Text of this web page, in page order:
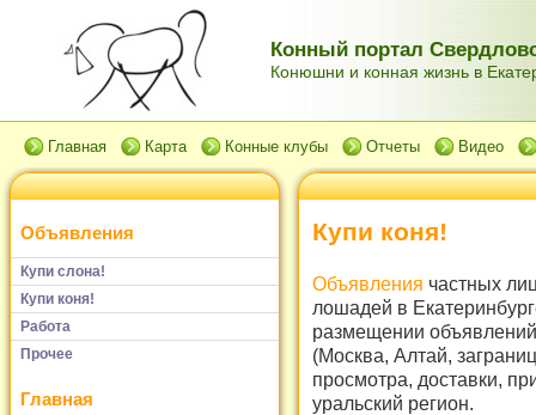
Конный портал
Конюшни и конная жизнь в
Главная Карта Конные клубы Отчеты Видео
Объявления
Купи слона!
Купи коня!
Работа
Прочее
Главная
Купи коня!
Объявления частных
лошадей в
размещении
(Москва, Алтай,
просмотра, доставки,
уральский регион.